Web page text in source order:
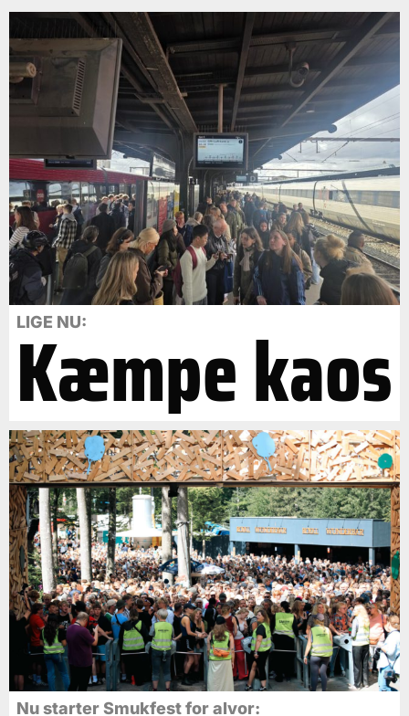
LIGE NU:
Kæmpe kaos
Nu starter Smukfest for alvor: